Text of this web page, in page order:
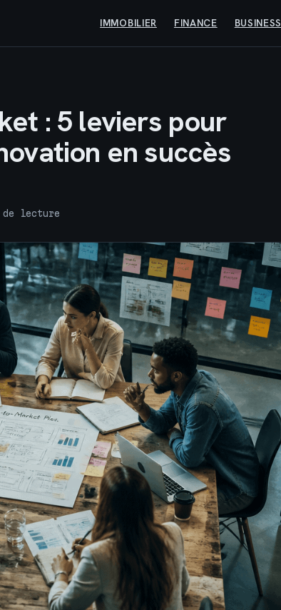
IMMOBILIER FINANCE BUSINESS
: 5 leviers pour
en succès
de lecture